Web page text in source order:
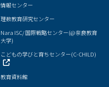
情報センター
理数教育研究センター
Nara ISC/ 国際戦略センター(@奈良教育
大学)
こどもの学びと育ちセンター(C-CHILD)
教育資料館